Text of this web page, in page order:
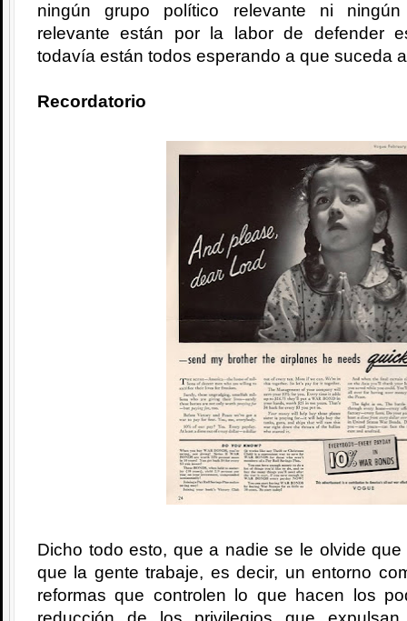
ningún grupo político relevante ni
relevante están por la labor de defender
todavía están todos esperando a que suceda
Recordatorio
Dicho todo esto, que a nadie se le olvide
que la gente trabaje, es decir, un entorno
reformas que controlen lo que hacen los